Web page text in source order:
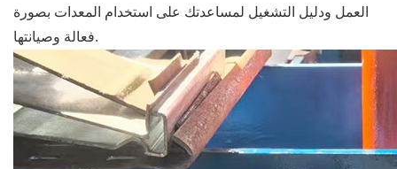
العمل ودليل التشغيل لمساعدتك على استخدام المعدات بصورة
فعالة وصيانتها.